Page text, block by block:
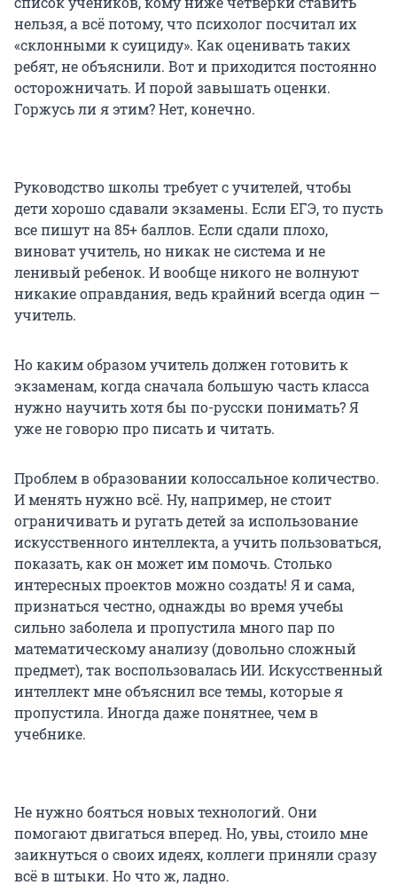
нельзя, а всё потому, что психолог посчитал их
«склонными к суициду». Как оценивать таких
ребят, не объяснили. Вот и приходится постоянно
осторожничать. И порой завышать оценки.
Горжусь ли я этим? Нет, конечно.
Руководство школы требует с учителей, чтобы
дети хорошо сдавали экзамены. Если ЕГЭ, то пусть
все пишут на 85+ баллов. Если сдали плохо,
виноват учитель, но никак не система и не
ленивый ребенок. И вообще никого не волнуют
никакие оправдания, ведь крайний всегда один —
учитель.
Но каким образом учитель должен готовить к
экзаменам, когда сначала большую часть класса
нужно научить хотя бы по-русски понимать? Я
уже не говорю про писать и читать.
Проблем в образовании колоссальное количество.
И менять нужно всё. Ну, например, не стоит
ограничивать и ругать детей за использование
искусственного интеллекта, а учить пользоваться,
показать, как он может им помочь. Столько
интересных проектов можно создать! Я и сама,
признаться честно, однажды во время учебы
сильно заболела и пропустила много пар по
математическому анализу (довольно сложный
предмет), так воспользовалась ИИ. Искусственный
интеллект мне объяснил все темы, которые я
пропустила. Иногда даже понятнее, чем в
учебнике.
Не нужно бояться новых технологий. Они
помогают двигаться вперед. Но, увы, стоило мне
заикнуться о своих идеях, коллеги приняли сразу
всё в штыки. Но что ж, ладно.